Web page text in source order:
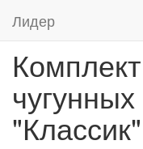
Лидер
Комплекты экранов.